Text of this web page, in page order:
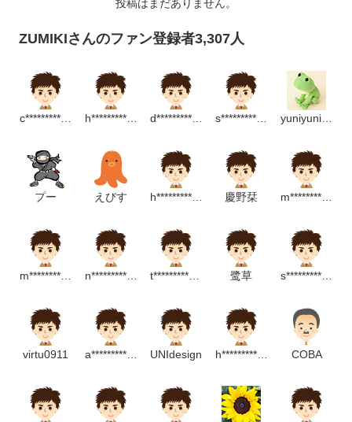
投稿はまだありません。
ZUMIKIさんのファン登録者3,307人
c********************m h*****************m d**************************m s*******************m yuniyuni1980
プー えびす h****************m 慶野栞 m*******************m
m********************p n********************m t***************************m 鹭草 s*****************p
virtu0911 a*********************m UNIdesign h****************m COBA